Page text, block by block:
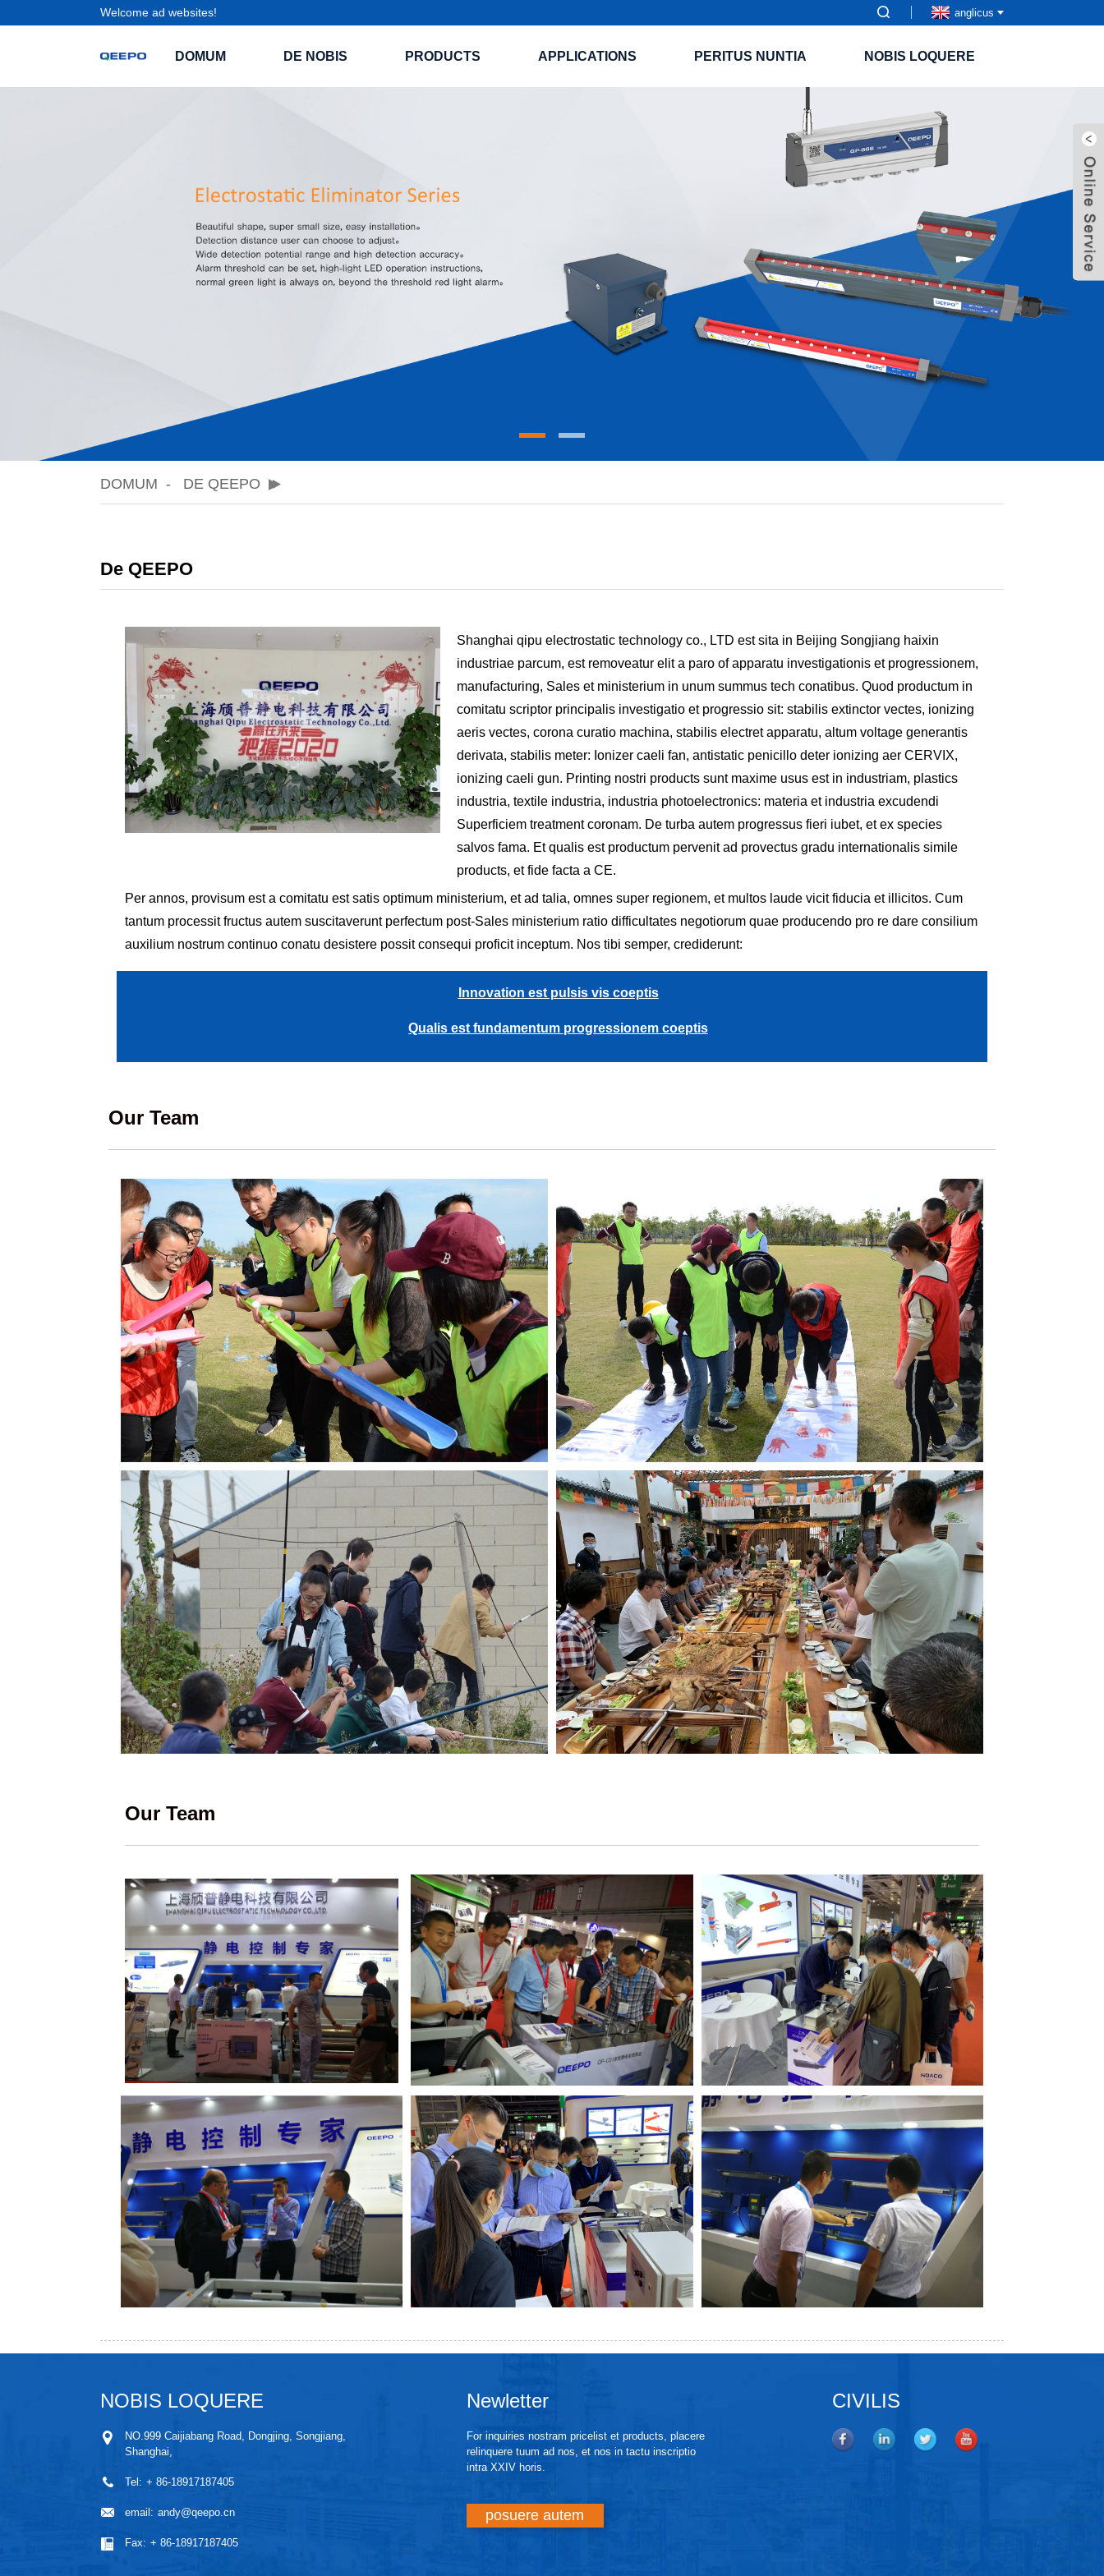
Welcome ad websites! anglicus
DOMUM DE NOBIS PRODUCTS APPLICATIONS PERITUS NUNTIA NOBIS LOQUERE
DOMUM DE QEEPO
De QEEPO
Shanghai qipu electrostatic technology co., LTD est sita in Beijing Songjiang haixin
industriae parcum, est removeatur elit a paro of apparatu investigationis et progressionem,
manufacturing, Sales et ministerium in unum summus tech conatibus. Quod productum in
comitatu scriptor principalis investigatio et progressio sit: stabilis extinctor vectes, ionizing
aeris vectes, corona curatio machina, stabilis electret apparatu, altum voltage generantis
derivata, stabilis meter: Ionizer caeli fan, antistatic penicillo deter ionizing aer CERVIX,
ionizing caeli gun. Printing nostri products sunt maxime usus est in industriam, plastics
industria, textile industria, industria photoelectronics: materia et industria excudendi
Superficiem treatment coronam. De turba autem progressus fieri iubet, et ex species
salvos fama. Et qualis est productum pervenit ad provectus gradu internationalis simile
products, et fide facta a CE.
Per annos, provisum est a comitatu est satis optimum ministerium, et ad talia, omnes super regionem, et multos laude vicit fiducia et illicitos. Cum
tantum processit fructus autem suscitaverunt perfectum post-Sales ministerium ratio difficultates negotiorum quae producendo pro re dare consilium
auxilium nostrum continuo conatu desistere possit consequi proficit inceptum. Nos tibi semper, crediderunt:
Innovation est pulsis vis coeptis
Qualis est fundamentum progressionem coeptis
Our Team
Our Team
NOBIS LOQUERE
NO.999 Caijiabang Road, Dongjing, Songjiang,
Shanghai,
Tel: + 86-18917187405
email: andy@qeepo.cn
Fax: + 86-18917187405
Newletter
For inquiries nostram pricelist et products, placere
relinquere tuum ad nos, et nos in tactu inscriptio
intra XXIV horis.
posuere autem
CIVILIS